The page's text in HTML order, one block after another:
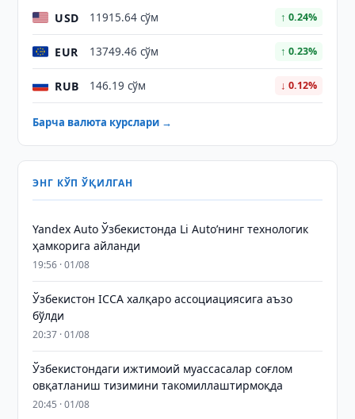
USD 11915.64 сўм ↑ 0.24%
EUR 13749.46 сўм ↑ 0.23%
RUB 146.19 сўм ↓ 0.12%
Барча валюта курслари →
ЭНГ КЎП ЎҚИЛГАН
Yandex Auto Ўзбекистонда Li Auto’нинг технологик
ҳамкорига айланди
19:56 · 01/08
Ўзбекистон ICCA халқаро ассоциациясига аъзо
бўлди
20:37 · 01/08
Ўзбекистондаги ижтимоий муассасалар соғлом
овқатланиш тизимини такомиллаштирмоқда
20:45 · 01/08